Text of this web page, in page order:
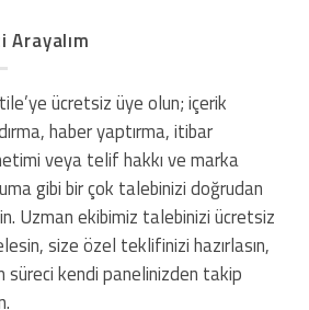
Arayalım
ücretsiz üye olun; içerik
haber yaptırma, itibar
veya telif hakkı ve marka
gibi bir çok talebinizi doğrudan
Uzman ekibimiz talebinizi ücretsiz
size özel teklifinizi hazırlasın,
süreci kendi panelinizden takip